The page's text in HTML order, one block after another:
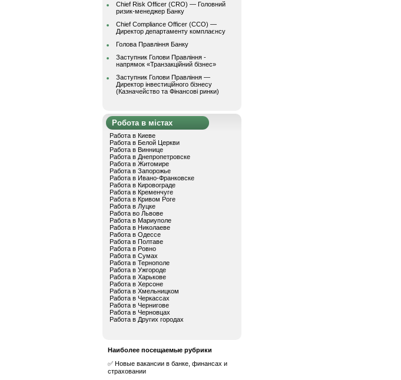
Chief Risk Officer (CRO) — Головний
ризик-менеджер Банку
Chief Compliance Officer (CCO) —
Директор департаменту комплаєнсу
Голова Правління Банку
Заступник Голови Правління -
напрямок «Транзакційний бізнес»
Заступник Голови Правління —
Директор інвестиційного бізнесу
(Казначейство та Фінансові ринки)
Робота в містах
Работа в Киеве
Работа в Белой Церкви
Работа в Виннице
Работа в Днепропетровске
Работа в Житомире
Работа в Запорожье
Работа в Ивано-Франковске
Работа в Кировограде
Работа в Кременчуге
Работа в Кривом Роге
Работа в Луцке
Работа во Львове
Работа в Мариуполе
Работа в Николаеве
Работа в Одессе
Работа в Полтаве
Работа в Ровно
Работа в Сумах
Работа в Тернополе
Работа в Ужгороде
Работа в Харькове
Работа в Херсоне
Работа в Хмельницком
Работа в Черкассах
Работа в Чернигове
Работа в Черновцах
Работа в Других городах
Наиболее посещаемые рубрики
✅ Новые вакансии в банке, финансах и
страховании